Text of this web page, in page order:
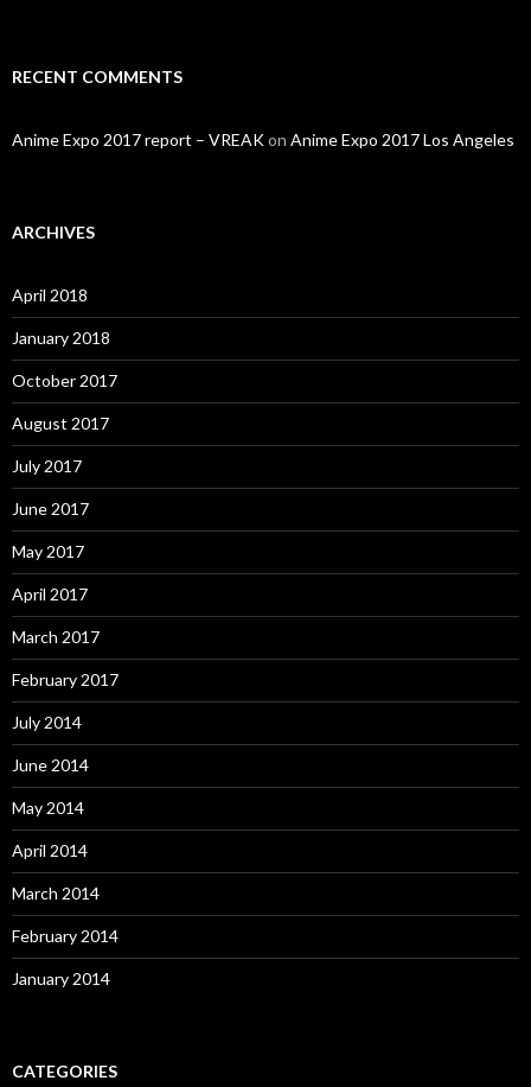
RECENT COMMENTS
Anime Expo 2017 report – VREAKon Anime Expo 2017 Los Angeles
ARCHIVES
April 2018
January 2018
October 2017
August 2017
July 2017
June 2017
May 2017
April 2017
March 2017
February 2017
July 2014
June 2014
May 2014
April 2014
March 2014
February 2014
January 2014
CATEGORIES